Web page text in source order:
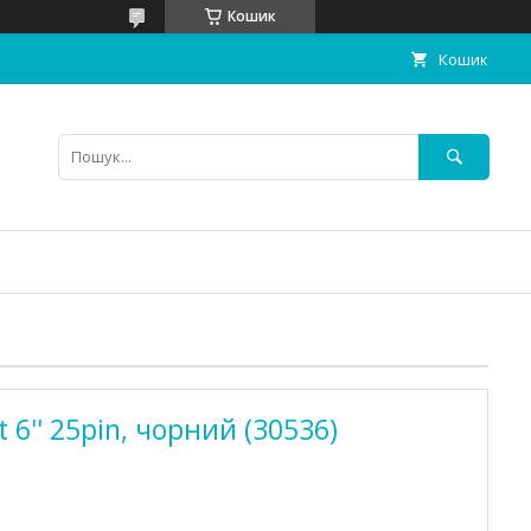
Кошик
Кошик
6'' 25pin, чорний (30536)